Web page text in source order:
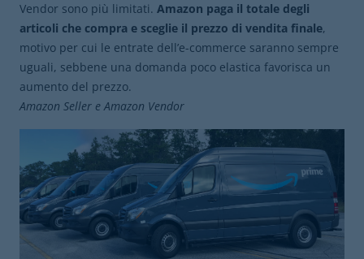
Vendor sono più limitati. Amazon paga il totale degli
articoli che compra e sceglie il prezzo di vendita finale,
motivo per cui le entrate dell’e-commerce saranno sempre
uguali, sebbene una domanda poco elastica favorisca un
aumento del prezzo.
Amazon Seller e Amazon Vendor